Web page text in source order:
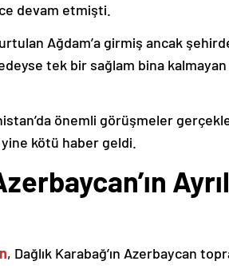
devam etmişti.
Ağdam’a girmiş ancak
tek bir sağlam bina
önemli görüşmeler
yine kötü haber geldi.
, Dağlık Karabağ’ın Azerbaycan